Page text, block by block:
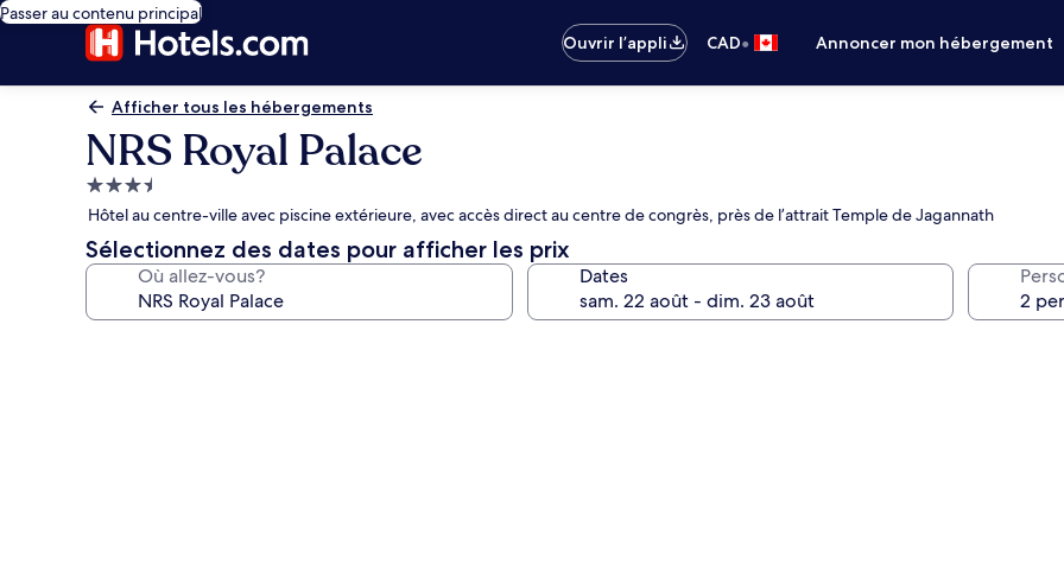
Passer au contenu principal
Ouvrir l’appli
CAD• Annoncer mon hébergement
Afficher tous les hébergements
NRS Royal Palace
Hébergement
3.5 étoiles
Hôtel au centre-ville avec piscine extérieure, avec accès direct au centre de congrès, près de l’attrait Temple de Jagannath
Sélectionnez des dates pour afficher les prix
Où allez-vous? Dates